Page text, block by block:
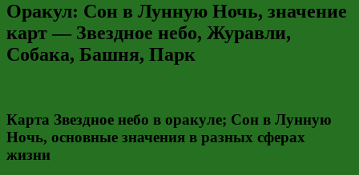
Оракул: Сон в Лунную Ночь, значение
карт — Звездное небо, Журавли,
Собака, Башня, Парк
Карта Звездное небо в оракуле; Сон в Лунную
Ночь, основные значения в разных сферах
жизни